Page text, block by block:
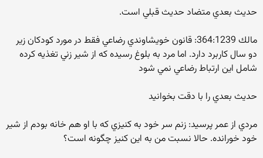
حديث بعدي متضاد حديث قبلي است.
مالك 364:1239: قانون خويشاوندي رضاعي فقط در مورد كودكان زير
دو سال كاربرد دارد. اما مرد به بلوغ رسيده كه از شير زني تغذيه كرده
شامل اين ارتباط رضاعي نمي شود
حديث بعدي را با دقت بخوانيد
مردي از عمر پرسيد: زنم سر خود به كنيزي كه با او هم خانه بودم از شير
خود خورانده. حالا نسبت من به اين كنيز چگونه است؟